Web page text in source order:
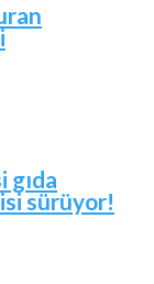
gıda
sürüyor!